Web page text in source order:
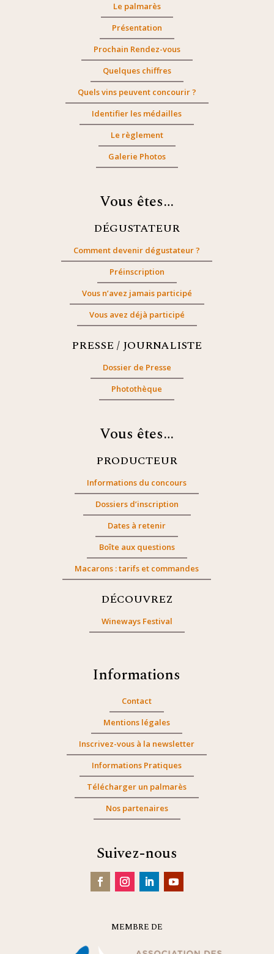
Le palmarès
Présentation
Prochain Rendez-vous
Quelques chiffres
Quels vins peuvent concourir ?
Identifier les médailles
Le règlement
Galerie Photos
Vous êtes…
DÉGUSTATEUR
Comment devenir dégustateur ?
Préinscription
Vous n’avez jamais participé
Vous avez déjà participé
PRESSE / JOURNALISTE
Dossier de Presse
Photothèque
Vous êtes…
PRODUCTEUR
Informations du concours
Dossiers d’inscription
Dates à retenir
Boîte aux questions
Macarons : tarifs et commandes
DÉCOUVREZ
Wineways Festival
Informations
Contact
Mentions légales
Inscrivez-vous à la newsletter
Informations Pratiques
Télécharger un palmarès
Nos partenaires
Suivez-nous
MEMBRE DE